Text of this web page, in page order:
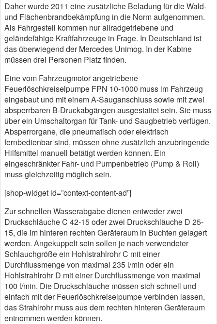
Daher wurde 2011 eine zusätzliche Beladung für die Wald-
und Flächenbrandbekämpfung in die Norm aufgenommen.
Als Fahrgestell kommen nur allradgetriebene und
geländefähige Kraftfahrzeuge in Frage. In Deutschland ist
das überwiegend der Mercedes Unimog. In der Kabine
müssen drei Personen Platz finden.
Eine vom Fahrzeugmotor angetriebene
Feuerlöschkreiselpumpe FPN 10-1000 muss im Fahrzeug
eingebaut und mit einem A-Sauganschluss sowie mit zwei
absperrbaren B-Druckabgängen ausgestattet sein. Sie muss
über ein Umschaltorgan für Tank- und Saugbetrieb verfügen.
Absperrorgane, die pneumatisch oder elektrisch
fernbedienbar sind, müssen ohne zusätzlich anzubringende
Hilfsmittel manuell betätigt werden können. Ein
eingeschränkter Fahr- und Pumpenbetrieb (Pump & Roll)
muss gleichzeitig möglich sein.
[shop-widget id=”context-content-ad”]
Zur schnellen Wasserabgabe dienen entweder zwei
Druckschläuche C 42-15 oder zwei Druckschläuche D 25-
15, die im hinteren rechten Geräteraum in Buchten gelagert
werden. Angekuppelt sein sollen je nach verwendeter
Schlauchgröße ein Hohlstrahlrohr C mit einer
Durchflussmenge von maximal 235 l/min oder ein
Hohlstrahlrohr D mit einer Durchflussmenge von maximal
100 l/min. Die Druckschläuche müssen sich schnell und
einfach mit der Feuerlöschkreiselpumpe verbinden lassen,
das Strahlrohr muss aus dem rechten hinteren Geräteraum
entnommen werden können.